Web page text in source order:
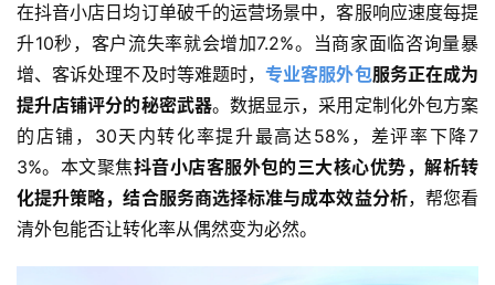
在抖音小店日均订单破千的运营场景中，客服响应速度每提
升10秒，客户流失率就会增加7.2%。当商家面临咨询量暴
增、客诉处理不及时等难题时，专业客服外包服务正在成为
提升店铺评分的秘密武器。数据显示，采用定制化外包方案
的店铺，30天内转化率提升最高达58%，差评率下降7
3%。本文聚焦抖音小店客服外包的三大核心优势，解析转
化提升策略，结合服务商选择标准与成本效益分析，帮您看
清外包能否让转化率从偶然变为必然。